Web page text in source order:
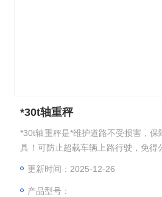
*30t轴重秤
*30t轴重秤是*维护道路不受损害，保
具！可防止超载车辆上路行驶，免得
辆行驶公路管理规定》于2000年4月
更新时间：2025-12-26
产品型号：